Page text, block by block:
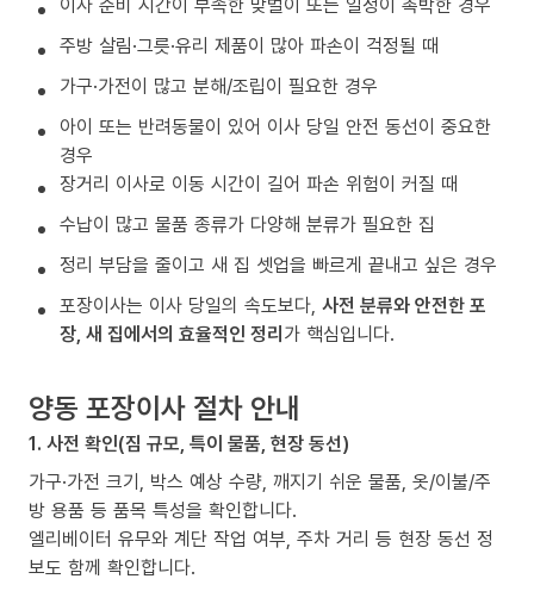
주방 살림·그릇·유리 제품이 많아 파손이 걱정될 때
가구·가전이 많고 분해/조립이 필요한 경우
아이 또는 반려동물이 있어 이사 당일 안전 동선이 중요한
경우
장거리 이사로 이동 시간이 길어 파손 위험이 커질 때
수납이 많고 물품 종류가 다양해 분류가 필요한 집
정리 부담을 줄이고 새 집 셋업을 빠르게 끝내고 싶은 경우
포장이사는 이사 당일의 속도보다, 사전 분류와 안전한 포
장, 새 집에서의 효율적인 정리가 핵심입니다.
양동 포장이사 절차 안내
1. 사전 확인(짐 규모, 특이 물품, 현장 동선)
가구·가전 크기, 박스 예상 수량, 깨지기 쉬운 물품, 옷/이불/주
방 용품 등 품목 특성을 확인합니다.
엘리베이터 유무와 계단 작업 여부, 주차 거리 등 현장 동선 정
보도 함께 확인합니다.